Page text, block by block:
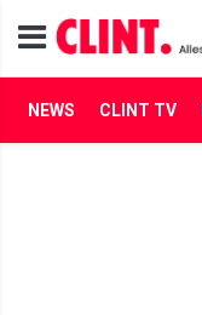
NEWS CLINT TV